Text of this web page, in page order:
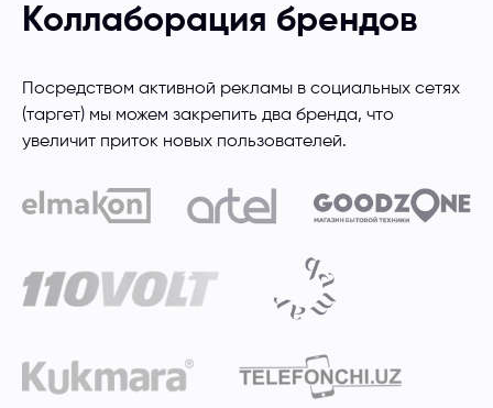
Коллаборация брендов
Посредством активной рекламы в социальных сетях
(таргет) мы можем закрепить два бренда, что
увеличит приток новых пользователей.